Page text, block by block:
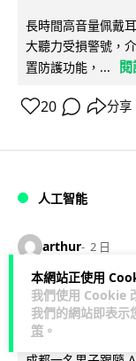
本網站正使用
我們使用 Cookie
我們的網站即表示
策 。
長時間高音量佩戴
大聽力受損警號，
置防護功能，...
20 分享
人工智能
arthur 2 日
AI 減肥餐
45 日減 20